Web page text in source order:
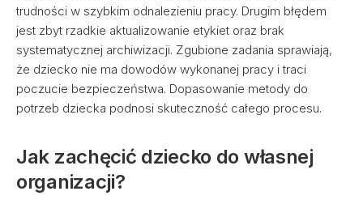
trudności w szybkim odnalezieniu pracy. Drugim błędem
jest zbyt rzadkie aktualizowanie etykiet oraz brak
systematycznej archiwizacji. Zgubione zadania sprawiają,
że dziecko nie ma dowodów wykonanej pracy i traci
poczucie bezpieczeństwa. Dopasowanie metody do
potrzeb dziecka podnosi skuteczność całego procesu.
Jak zachęcić dziecko do własnej
organizacji?